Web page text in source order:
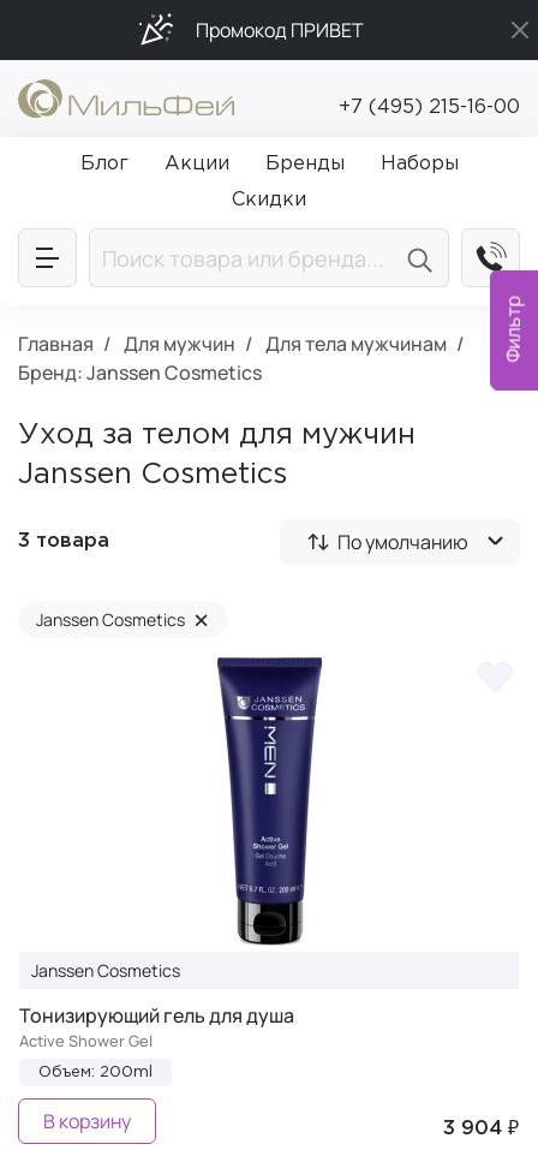
Фильтр
Промокод ПРИВЕТ
Подарки в каждый заказ от 5 000₽
Бесплатная доставка от 5 000₽
+7 (495) 215-16-00
Блог Акции Бренды
Наборы
Скидки
Главная Для мужчин
Для тела мужчинам
Бренд: Janssen Cosmetics
Уход за телом для мужчин
Janssen Cosmetics
3 товара По умолчанию
Janssen Cosmetics ×
Janssen Cosmetics
Тонизирующий гель для душа
Active Shower Gel
Объем: 200ml
3 904 ₽
В корзину